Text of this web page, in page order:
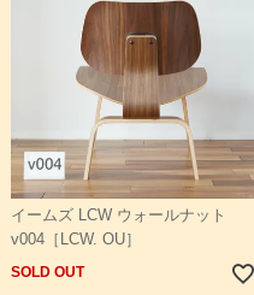
イームズ LCW ウォールナット
v004［LCW. OU］
SOLD OUT